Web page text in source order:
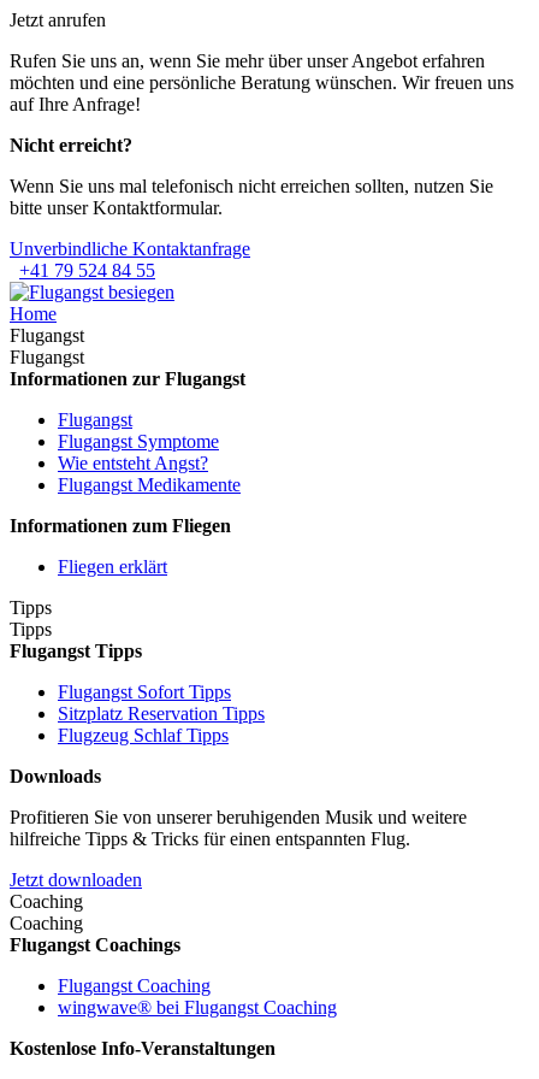
Jetzt anrufen
Rufen Sie uns an, wenn Sie mehr über unser Angebot erfahren
möchten und eine persönliche Beratung wünschen. Wir freuen uns
auf Ihre Anfrage!
Nicht erreicht?
Wenn Sie uns mal telefonisch nicht erreichen sollten, nutzen Sie
bitte unser Kontaktformular.
Unverbindliche Kontaktanfrage
+41 79 524 84 55
Home
Flugangst
Flugangst
Informationen zur Flugangst
Flugangst
Flugangst Symptome
Wie entsteht Angst?
Flugangst Medikamente
Informationen zum Fliegen
Fliegen erklärt
Tipps
Tipps
Flugangst Tipps
Flugangst Sofort Tipps
Sitzplatz Reservation Tipps
Flugzeug Schlaf Tipps
Downloads
Profitieren Sie von unserer beruhigenden Musik und weitere
hilfreiche Tipps & Tricks für einen entspannten Flug.
Jetzt downloaden
Coaching
Coaching
Flugangst Coachings
Flugangst Coaching
wingwave® bei Flugangst Coaching
Kostenlose Info-Veranstaltungen